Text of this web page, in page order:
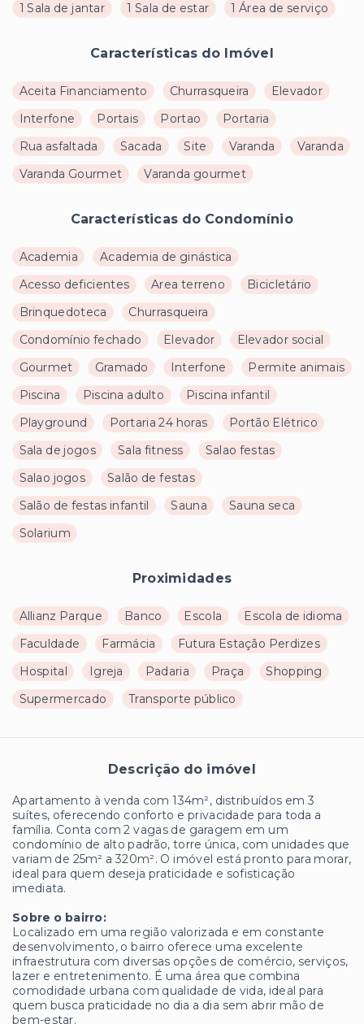
1 Sala de jantar
1 Sala de estar 1 Área de serviço
Características do Imóvel
Aceita Financiamento Churrasqueira
Elevador
Interfone
Portais Portao
Portaria
Rua asfaltada
Sacada Site Varanda
Varanda
Varanda Gourmet
Varanda gourmet
Características do Condomínio
Academia
Academia de ginástica
Acesso deficientes
Area terreno
Bicicletário
Brinquedoteca
Churrasqueira
Condomínio fechado
Elevador
Elevador social
Gourmet
Gramado Interfone
Permite animais
Piscina
Piscina adulto
Piscina infantil
Playground
Portaria 24 horas
Portão Elétrico
Sala de jogos
Sala fitness
Salao festas
Salao jogos
Salão de festas
Salão de festas infantil
Sauna
Sauna seca
Solarium
Proximidades
Allianz Parque Banco Escola
Escola de idioma
Faculdade
Farmácia
Futura Estação Perdizes
Hospital
Igreja Padaria Praça
Shopping
Supermercado
Transporte público
Descrição do imóvel
Apartamento à venda com 134m², distribuídos em 3
suítes, oferecendo conforto e privacidade para toda a
família. Conta com 2 vagas de garagem em um
condomínio de alto padrão, torre única, com unidades que
variam de 25m² a 320m². O imóvel está pronto para morar,
ideal para quem deseja praticidade e sofisticação
imediata.
Sobre o bairro:
Localizado em uma região valorizada e em constante
desenvolvimento, o bairro oferece uma excelente
infraestrutura com diversas opções de comércio, serviços,
lazer e entretenimento. É uma área que combina
comodidade urbana com qualidade de vida, ideal para
quem busca praticidade no dia a dia sem abrir mão de
bem-estar.